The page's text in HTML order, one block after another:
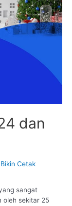
dan
Bikin Cetak
sangat
oleh sekitar 25